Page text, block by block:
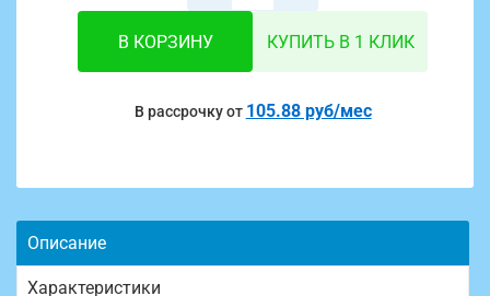
В КОРЗИНУ КУПИТЬ В 1 КЛИК
В рассрочку от 105.88 руб/мес
Описание
Характеристики